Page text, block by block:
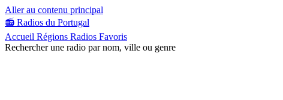
Aller au contenu principal
📻 Radios du Portugal
Accueil Régions Radios Favoris
Rechercher une radio par nom, ville ou genre